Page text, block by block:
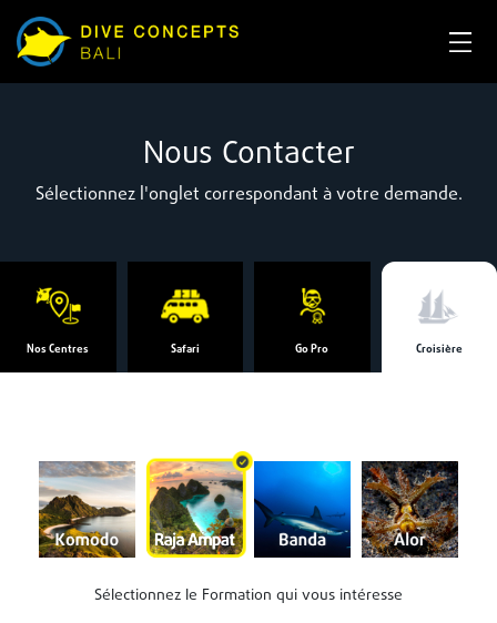
Nous Contacter
Sélectionnez l'onglet correspondant à votre demande.
Nos Centres Safari Go Pro Croisière
Sélectionnez le Formation qui vous intéresse